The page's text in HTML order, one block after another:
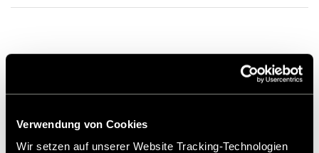
Verwendung von Cookies
Wir setzen auf unserer Website Tracking-Technologien
fra17.585,00 kr.
Uforpligtende prisforslag*